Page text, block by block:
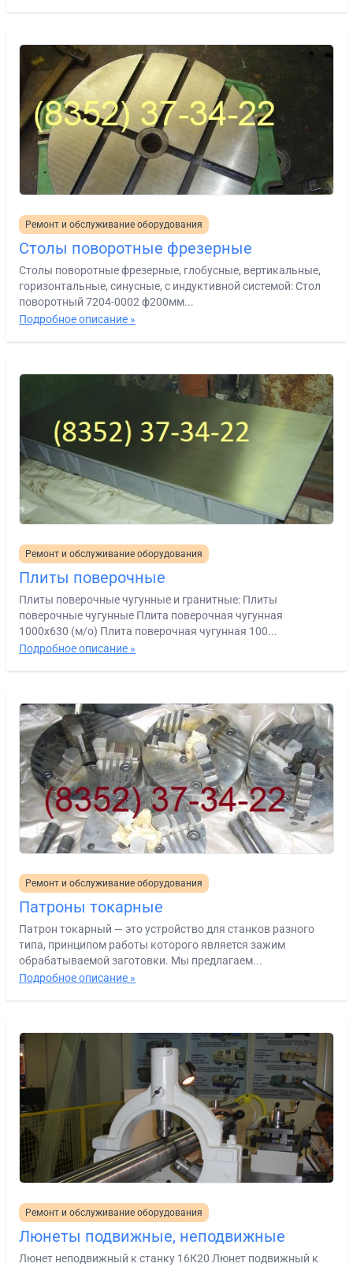
Ремонт и обслуживание оборудования
Столы поворотные фрезерные
Столы поворотные фрезерные, глобусные, вертикальные,
горизонтальные, синусные, с индуктивной системой: Стол
поворотный 7204-0002 ф200мм...
Подробное описание »
Ремонт и обслуживание оборудования
Плиты поверочные
Плиты поверочные чугунные и гранитные: Плиты
поверочные чугунные Плита поверочная чугунная
1000х630 (м/о) Плита поверочная чугунная 100...
Подробное описание »
Ремонт и обслуживание оборудования
Патроны токарные
Патрон токарный — это устройство для станков разного
типа, принципом работы которого является зажим
обрабатываемой заготовки. Мы предлагаем...
Подробное описание »
Ремонт и обслуживание оборудования
Люнеты подвижные, неподвижные
Люнет неподвижный к станку 16К20 Люнет подвижный к